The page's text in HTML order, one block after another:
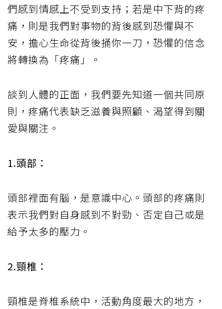
們感到情感上不受到支持；若是中下背的疼
痛，則是我們對事物的背後感到恐懼與不
安，擔心生命從背後捅你一刀，恐懼的信念
將轉換為「疼痛」。
談到人體的正面，我們要先知道一個共同原
則，疼痛代表缺乏滋養與照顧、渴望得到關
愛與關注。
1.頭部：
頭部裡面有腦，是意識中心。頭部的疼痛則
表示我們對自身感到不對勁、否定自己或是
給予太多的壓力。
2.頸椎：
頸椎是脊椎系統中，活動角度最大的地方，